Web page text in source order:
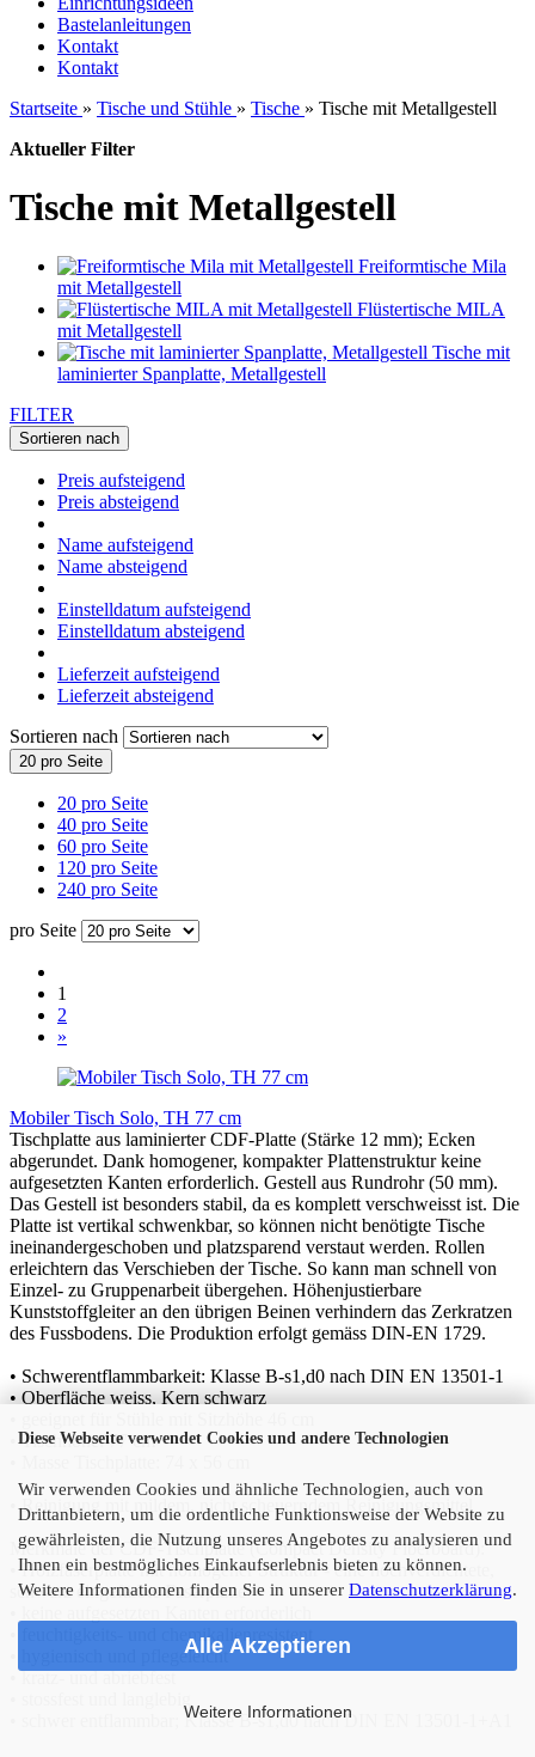
Diese Webseite verwendet Cookies und andere Technologien
Wir verwenden Cookies und ähnliche Technologien, auch von
Drittanbietern, um die ordentliche Funktionsweise der Website zu
gewährleisten, die Nutzung unseres Angebotes zu analysieren und
Ihnen ein bestmögliches Einkaufserlebnis bieten zu können.
Weitere Informationen finden Sie in unserer Datenschutzerklärung.
Alle Akzeptieren
Weitere Informationen
Bastelanleitungen
Kontakt
Kontakt
Startseite » Tische und Stühle » Tische » Tische mit Metallgestell
Aktueller Filter
Tische mit Metallgestell
Freiformtische Mila
mit Metallgestell
Flüstertische MILA
mit Metallgestell
Tische mit
laminierter Spanplatte, Metallgestell
FILTER
Sortieren nach
Preis aufsteigend
Preis absteigend
Name aufsteigend
Name absteigend
Einstelldatum aufsteigend
Einstelldatum absteigend
Lieferzeit aufsteigend
Lieferzeit absteigend
Sortieren nach
20 pro Seite
20 pro Seite
40 pro Seite
60 pro Seite
120 pro Seite
240 pro Seite
pro Seite
1
2
»
Mobiler Tisch Solo, TH 77 cm
Tischplatte aus laminierter CDF-Platte (Stärke 12 mm); Ecken
abgerundet. Dank homogener, kompakter Plattenstruktur keine
aufgesetzten Kanten erforderlich. Gestell aus Rundrohr (50 mm).
Das Gestell ist besonders stabil, da es komplett verschweisst ist. Die
Platte ist vertikal schwenkbar, so können nicht benötigte Tische
ineinandergeschoben und platzsparend verstaut werden. Rollen
erleichtern das Verschieben der Tische. So kann man schnell von
Einzel- zu Gruppenarbeit übergehen. Höhenjustierbare
Kunststoffgleiter an den übrigen Beinen verhindern das Zerkratzen
des Fussbodens. Die Produktion erfolgt gemäss DIN-EN 1729.
• Schwerentflammbarkeit: Klasse B-s1,d0 nach DIN EN 13501-1
• Oberfläche weiss, Kern schwarz
• Tischhöhe: 77 cm
• Reinigung mit mildem, nicht scheuerndem Reinigungsmittel
Merkmale der CDF-Tischplatte (Compact Density Fiberboard):
• Holzfaserplatte mit homogener Struktur - eine hochverdichtete,
schwarz eingefärbte Faserplatte
• feuchtigkeits- und chemikalienresistent
• hygienisch und pflegeleicht
• kratz- und abriebfest
• schwer entflammbar; Klasse B-s1,d0 nach DIN EN 13501-1+A1